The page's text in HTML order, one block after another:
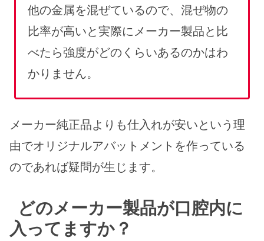
他の金属を混ぜているので、混ぜ物の
比率が高いと実際にメーカー製品と比
べたら強度がどのくらいあるのかはわ
かりません。
メーカー純正品よりも仕入れが安いという理
由でオリジナルアバットメントを作っている
のであれば疑問が生じます。
どのメーカー製品が口腔内に
入ってますか？